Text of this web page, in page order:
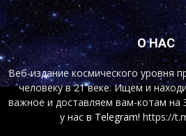
О НАС
Веб-издание космического уровня
человеку в 21 веке. Ищем и
важное и доставляем вам-котам
у нас в Telegram! https://